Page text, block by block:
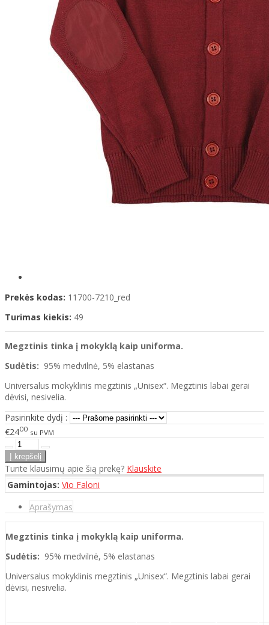
Prekės kodas: 11700-7210_red
Turimas kiekis: 49
Megztinis tinka į mokyklą kaip uniforma.
Sudėtis: 95% medvilnė, 5% elastanas
Universalus mokyklinis megztinis „Unisex“. Megztinis labai gerai
dėvisi, nesivelia.
Pasirinkite dydį :
€2400 su PVM
Turite klausimų apie šią prekę? Klauskite
Gamintojas: Vio Faloni
Aprašymas
Megztinis tinka į mokyklą kaip uniforma.
Sudėtis: 95% medvilnė, 5% elastanas
Universalus mokyklinis megztinis „Unisex“. Megztinis labai gerai
dėvisi, nesivelia.